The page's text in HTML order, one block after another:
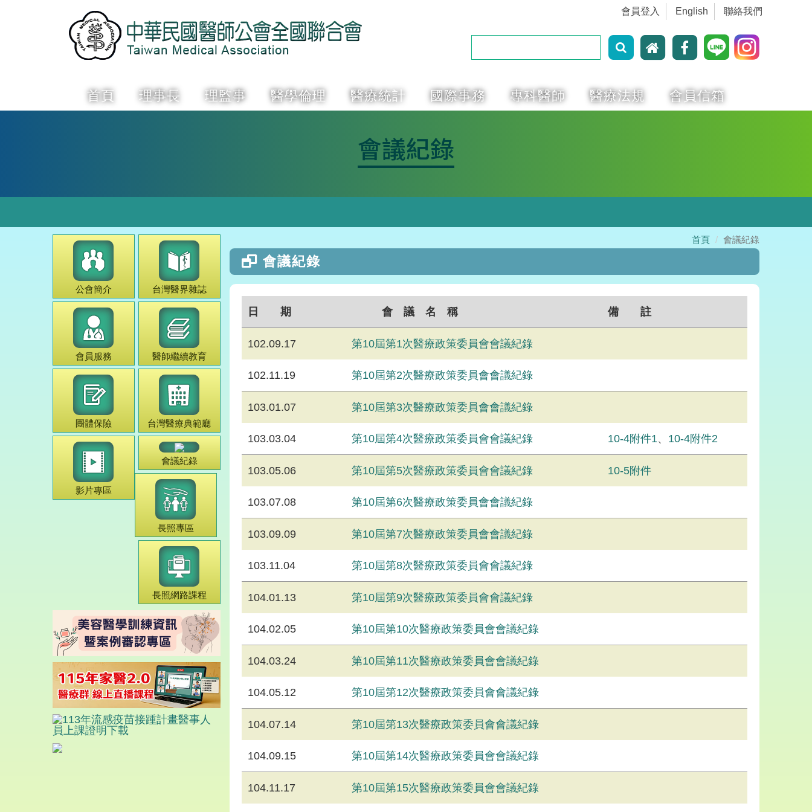
會員登入 English 聯絡我們
首頁 理事長 理監事 醫學倫理 醫療統計 國際事務 專科醫師 醫療法規 會員信箱
會議紀錄
公會簡介 台灣醫界雜誌
會員服務 醫師繼續教育
團體保險 台灣醫療典範廳
影片專區
會議紀錄
長照專區
長照網路課程
首頁 會議紀錄
會議紀錄
日 期 會 議 名 稱 備 註
102.09.17 第10屆第1次醫療政策委員會會議紀錄
102.11.19 第10屆第2次醫療政策委員會會議紀錄
103.01.07 第10屆第3次醫療政策委員會會議紀錄
103.03.04 第10屆第4次醫療政策委員會會議紀錄 10-4附件1、 10-4附件2
103.05.06 第10屆第5次醫療政策委員會會議紀錄 10-5附件
103.07.08 第10屆第6次醫療政策委員會會議紀錄
103.09.09 第10屆第7次醫療政策委員會會議紀錄
103.11.04 第10屆第8次醫療政策委員會會議紀錄
104.01.13 第10屆第9次醫療政策委員會會議紀錄
104.02.05 第10屆第10次醫療政策委員會會議紀錄
104.03.24 第10屆第11次醫療政策委員會會議紀錄
104.05.12 第10屆第12次醫療政策委員會會議紀錄
104.07.14 第10屆第13次醫療政策委員會會議紀錄
104.09.15 第10屆第14次醫療政策委員會會議紀錄
104.11.17 第10屆第15次醫療政策委員會會議紀錄